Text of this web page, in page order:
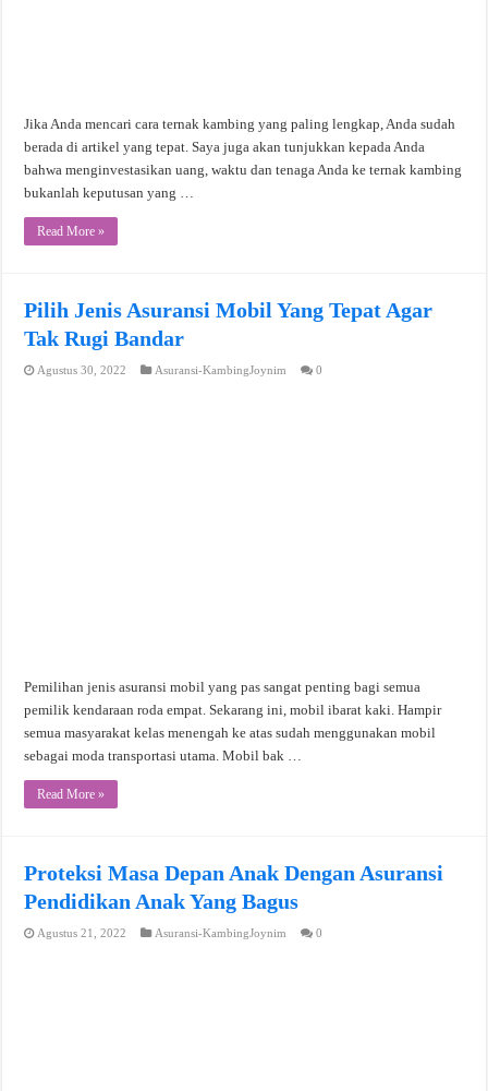
Jika Anda mencari cara ternak kambing yang paling lengkap, Anda sudah
berada di artikel yang tepat. Saya juga akan tunjukkan kepada Anda
bahwa menginvestasikan uang, waktu dan tenaga Anda ke ternak kambing
bukanlah keputusan yang …
Read More »
Pilih Jenis Asuransi Mobil Yang Tepat Agar
Tak Rugi Bandar
Agustus 30, 2022 Asuransi-KambingJoynim 0
Pemilihan jenis asuransi mobil yang pas sangat penting bagi semua
pemilik kendaraan roda empat. Sekarang ini, mobil ibarat kaki. Hampir
semua masyarakat kelas menengah ke atas sudah menggunakan mobil
sebagai moda transportasi utama. Mobil bak …
Read More »
Proteksi Masa Depan Anak Dengan Asuransi
Pendidikan Anak Yang Bagus
Agustus 21, 2022 Asuransi-KambingJoynim 0